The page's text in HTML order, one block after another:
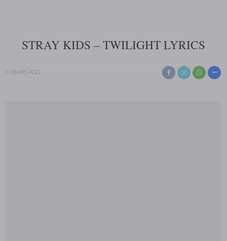
STRAY KIDS – TWILIGHT LYRICS
2 YEARS AGO